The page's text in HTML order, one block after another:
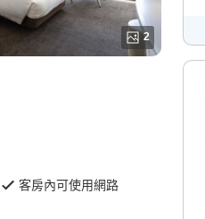
2
客房內可使用網路